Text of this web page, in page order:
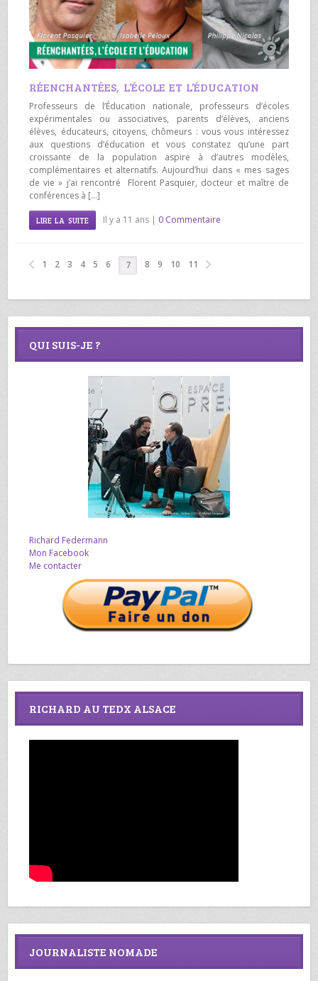
RÉENCHANTÉES, L’ÉCOLE ET L’ÉDUCATION
Professeurs de l’Éducation nationale, professeurs d’écoles
expérimentales ou associatives, parents d’élèves, anciens
élèves, éducateurs, citoyens, chômeurs : vous vous intéressez
aux questions d’éducation et vous constatez qu’une part
croissante de la population aspire à d’autres modèles,
complémentaires et alternatifs. Aujourd’hui dans « mes sages
de vie » j’ai rencontré Florent Pasquier, docteur et maître de
conférences à […]
LIRE LA SUITE Il y a 11 ans | 0 Commentaire
1 2 3 4 5 6 7 8 9 10 11
QUI SUIS-JE ?
Richard Federmann
Mon Facebook
Me contacter
RICHARD AU TEDX ALSACE
JOURNALISTE NOMADE